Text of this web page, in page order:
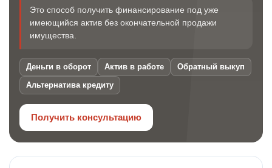
Это способ получить финансирование под уже
имеющийся актив без окончательной продажи
имущества.
Деньги в оборот Актив в работе
Обратный выкуп
Альтернатива кредиту
Получить консультацию